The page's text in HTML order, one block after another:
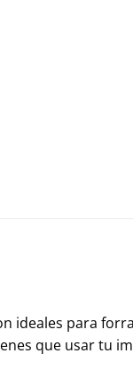
ideales para
que usar tu